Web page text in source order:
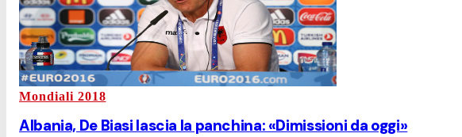
Mondiali 2018
Albania, De Biasi lascia la panchina: «Dimissioni da oggi»